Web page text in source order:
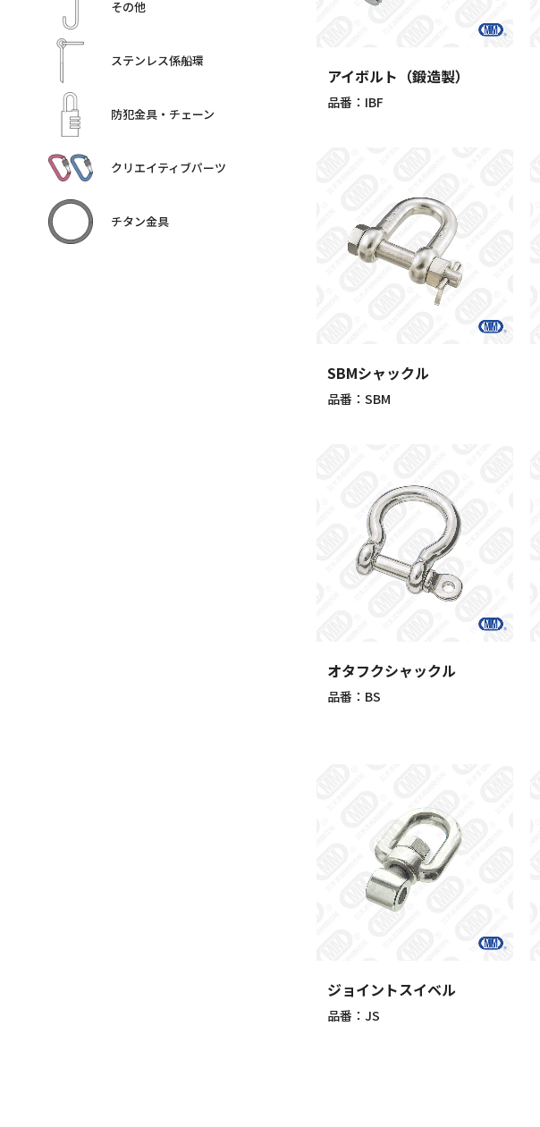
その他
ステンレス係船環
防犯金具・チェーン
クリエイティブパーツ
チタン金具
アイボルト（鍛造製）
品番：IBF
SBMシャックル
品番：SBM
オタフクシャックル
品番：BS
ジョイントスイベル
品番：JS